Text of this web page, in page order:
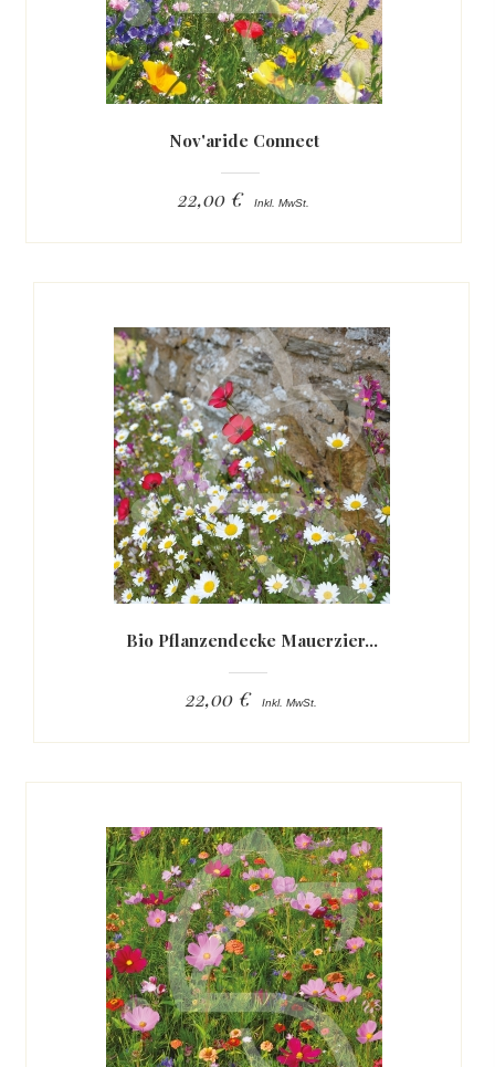
Nov'aride Connect
22,00 € Inkl. MwSt.
Bio Pflanzendecke Mauerzier...
22,00 € Inkl. MwSt.